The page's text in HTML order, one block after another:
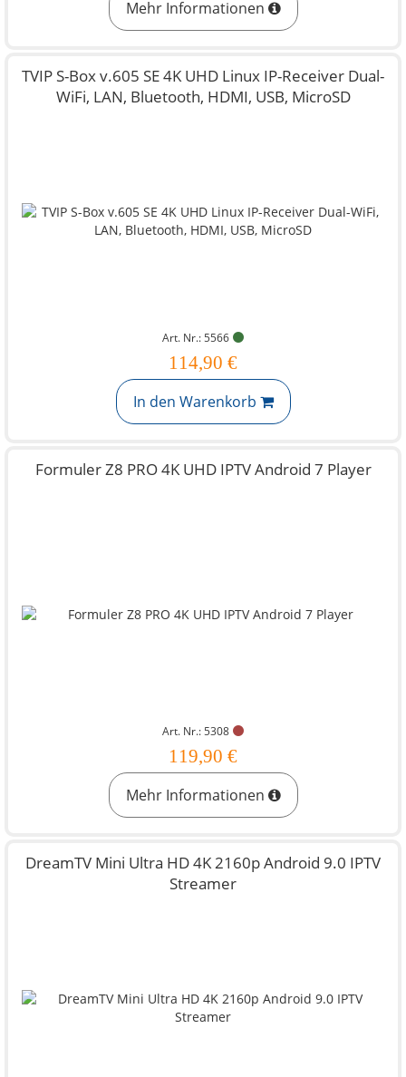
Mehr Informationen
TVIP S-Box v.605 SE 4K UHD Linux IP-Receiver Dual-
WiFi, LAN, Bluetooth, HDMI, USB, MicroSD
Art. Nr.: 5566
114,90 €
In den Warenkorb
Formuler Z8 PRO 4K UHD IPTV Android 7 Player
Art. Nr.: 5308
119,90 €
Mehr Informationen
DreamTV Mini Ultra HD 4K 2160p Android 9.0 IPTV
Streamer